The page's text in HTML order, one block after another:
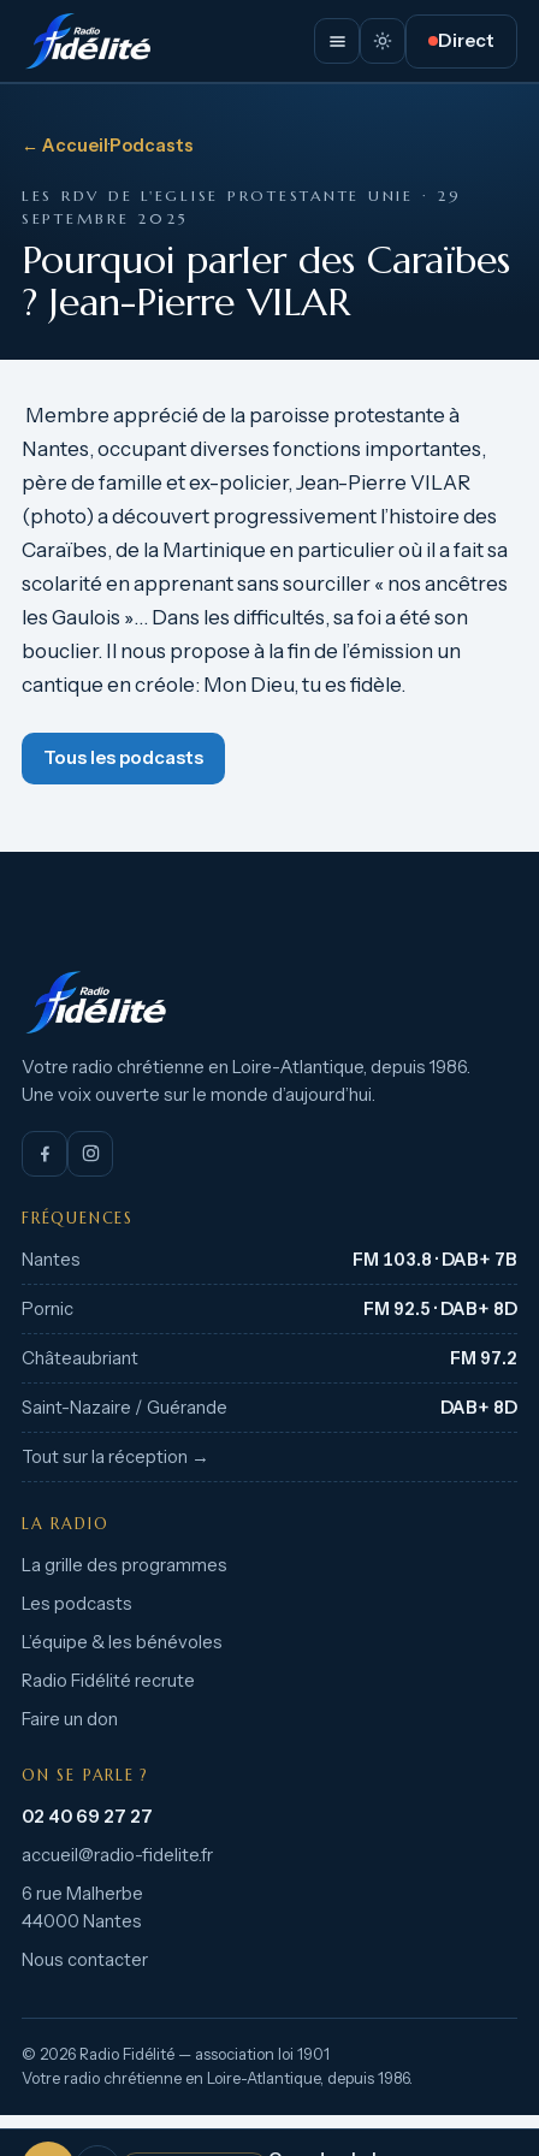
Direct
← Accueil·Podcasts
LES RDV DE L'EGLISE PROTESTANTE UNIE · 29
SEPTEMBRE 2025
Pourquoi parler des Caraïbes
? Jean-Pierre VILAR
Membre apprécié de la paroisse protestante à
Nantes, occupant diverses fonctions importantes,
père de famille et ex-policier, Jean-Pierre VILAR
(photo) a découvert progressivement l’histoire des
Caraïbes, de la Martinique en particulier où il a fait sa
scolarité en apprenant sans sourciller « nos ancêtres
les Gaulois »… Dans les difficultés, sa foi a été son
bouclier. Il nous propose à la fin de l’émission un
cantique en créole: Mon Dieu, tu es fidèle.
Tous les podcasts
Votre radio chrétienne en Loire-Atlantique, depuis 1986.
Une voix ouverte sur le monde d’aujourd’hui.
FRÉQUENCES
Nantes FM 103.8 · DAB+ 7B
Pornic FM 92.5 · DAB+ 8D
Châteaubriant FM 97.2
Saint-Nazaire / Guérande DAB+ 8D
Tout sur la réception →
LA RADIO
La grille des programmes
Les podcasts
L’équipe & les bénévoles
Radio Fidélité recrute
Faire un don
ON SE PARLE ?
02 40 69 27 27
accueil@radio-fidelite.fr
6 rue Malherbe
44000 Nantes
Nous contacter
© 2026 Radio Fidélité — association loi 1901
Votre radio chrétienne en Loire-Atlantique, depuis 1986.